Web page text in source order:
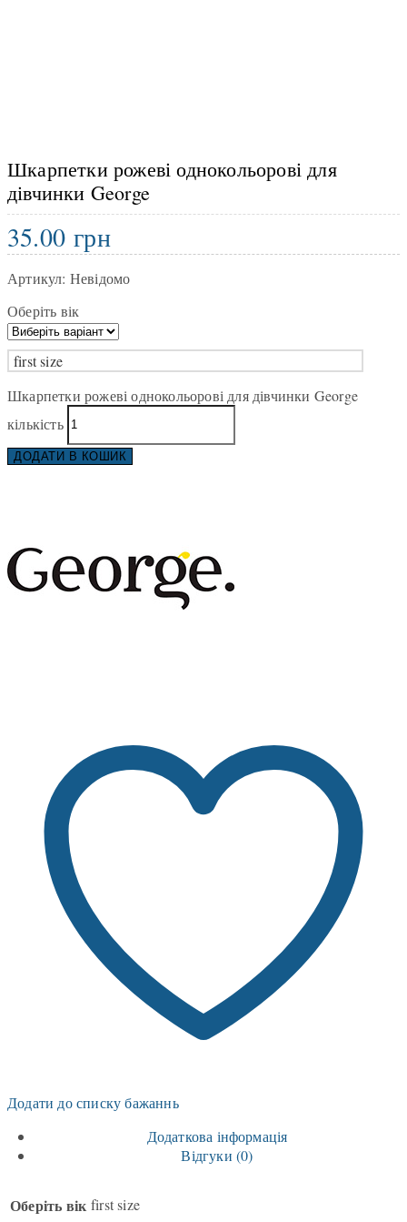
Шкарпетки рожеві однокольорові для
дівчинки George
35.00грн
Артикул: Невідомо
Оберіть вік
first size
Шкарпетки рожеві однокольорові для дівчинки George
кількість
ДОДАТИ В КОШИК
Додати до списку бажаннь
Додаткова інформація
Відгуки (0)
Оберіть вік first size